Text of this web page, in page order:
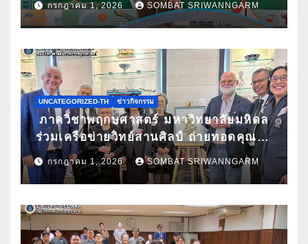
วิชาการนานาชาติ ATBC 2026 พร้อมรับ
กรกฎาคม 1, 2026 SOMBAT SRIWANNGARM
UNCATEGORIZED-TH ข่าวกิจกรรม
ภาควิชาพฤกษศาสตร์ มหาวิทยาลัยมหิดล
ร่วมเครือข่ายวิทย์สานศิลป์ ถ่ายทอดคุณค่า
กล้วยไม้ไทยผ่านงานศิลปะ ในนิทรรศการ
“กล้วยไม้แห่งสยามนามไซเดนฟาเดน” ณ
ประเทศไทย
กรกฎาคม 1, 2026 SOMBAT SRIWANNGARM